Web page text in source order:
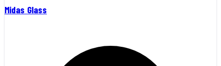
Midas Glass